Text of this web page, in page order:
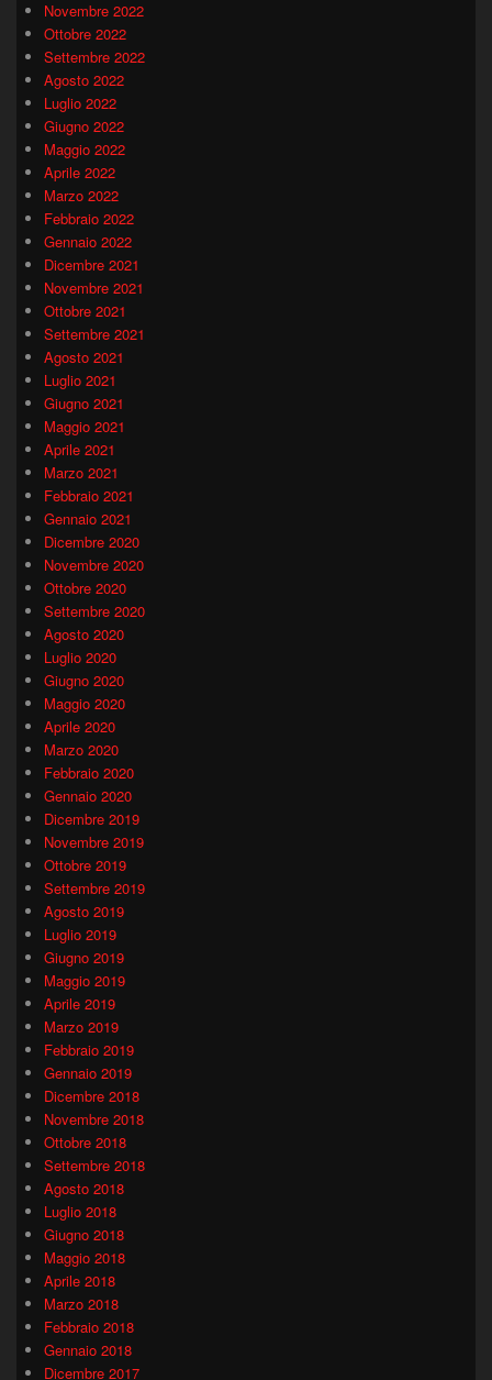
Novembre 2022
Ottobre 2022
Settembre 2022
Agosto 2022
Luglio 2022
Giugno 2022
Maggio 2022
Aprile 2022
Marzo 2022
Febbraio 2022
Gennaio 2022
Dicembre 2021
Novembre 2021
Ottobre 2021
Settembre 2021
Agosto 2021
Luglio 2021
Giugno 2021
Maggio 2021
Aprile 2021
Marzo 2021
Febbraio 2021
Gennaio 2021
Dicembre 2020
Novembre 2020
Ottobre 2020
Settembre 2020
Agosto 2020
Luglio 2020
Giugno 2020
Maggio 2020
Aprile 2020
Marzo 2020
Febbraio 2020
Gennaio 2020
Dicembre 2019
Novembre 2019
Ottobre 2019
Settembre 2019
Agosto 2019
Luglio 2019
Giugno 2019
Maggio 2019
Aprile 2019
Marzo 2019
Febbraio 2019
Gennaio 2019
Dicembre 2018
Novembre 2018
Ottobre 2018
Settembre 2018
Agosto 2018
Luglio 2018
Giugno 2018
Maggio 2018
Aprile 2018
Marzo 2018
Febbraio 2018
Gennaio 2018
Dicembre 2017